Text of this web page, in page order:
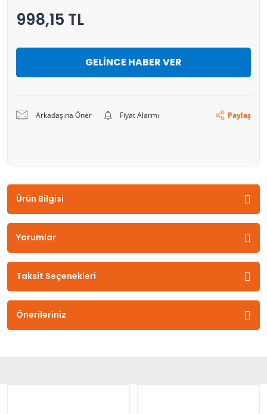
998,15 TL
GELİNCE HABER VER
Arkadaşına Öner Fiyat Alarmı Paylaş
Ürün Bilgisi
Yorumlar
Taksit Seçenekleri
Önerileriniz